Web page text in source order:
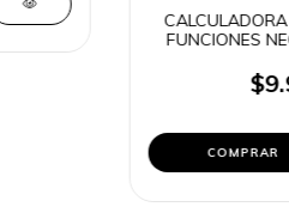
FUNCIONES